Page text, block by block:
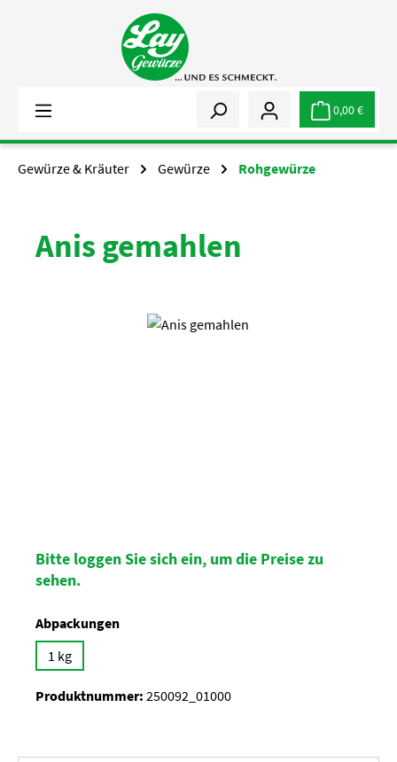
Zum Hauptinhalt springen
0,00 €
Gewürze & Kräuter Gewürze Rohgewürze
Anis gemahlen
Bildergalerie überspringen
Bitte loggen Sie sich ein, um die Preise zu
sehen.
Abpackungenauswählen
1 kg
Produktnummer: 250092_01000